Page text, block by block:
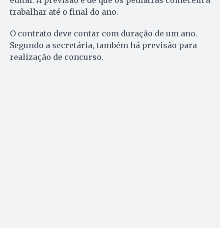
trabalhar até o final do ano.
O contrato deve contar com duração de um ano.
Segundo a secretária, também há previsão para
realização de concurso.